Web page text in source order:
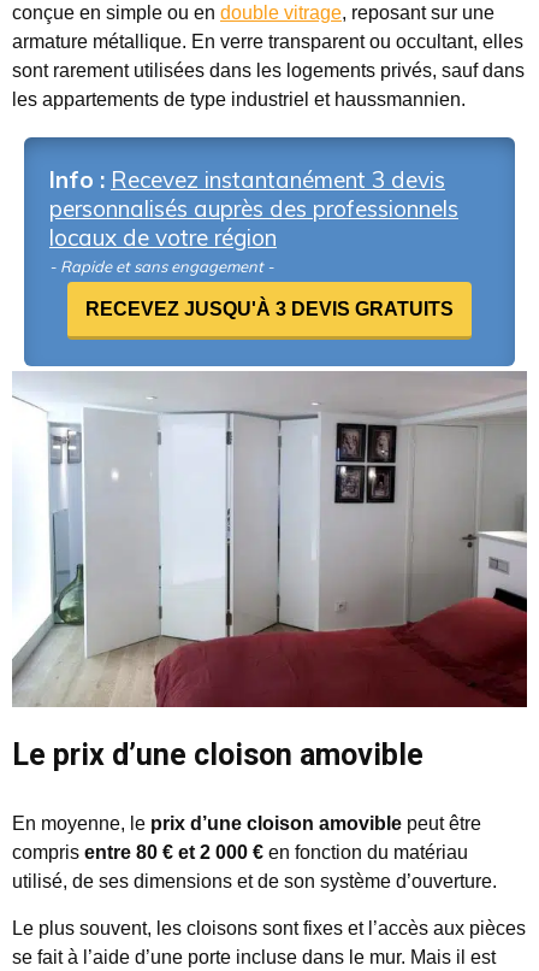
conçue en simple ou en double vitrage, reposant sur une
armature métallique. En verre transparent ou occultant, elles
sont rarement utilisées dans les logements privés, sauf dans
les appartements de type industriel et haussmannien.
Info : Recevez instantanément 3 devis
personnalisés auprès des professionnels
locaux de votre région
- Rapide et sans engagement -
RECEVEZ JUSQU'À 3 DEVIS GRATUITS
Le prix d’une cloison amovible
En moyenne, le prix d’une cloison amovible peut être
compris entre 80 € et 2 000 € en fonction du matériau
utilisé, de ses dimensions et de son système d’ouverture.
Le plus souvent, les cloisons sont fixes et l’accès aux pièces
se fait à l’aide d’une porte incluse dans le mur. Mais il est